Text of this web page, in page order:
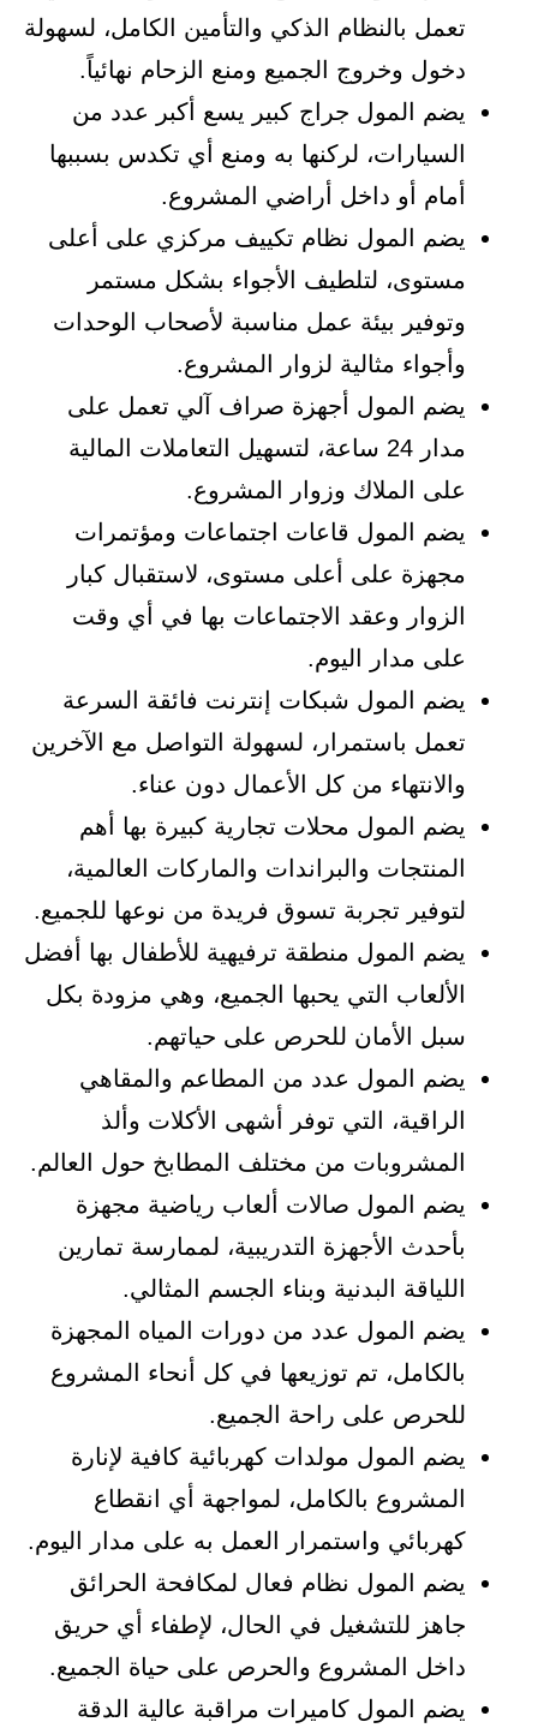
تعمل بالنظام الذكي والتأمين الكامل، لسهولة
دخول وخروج الجميع ومنع الزحام نهائياً.
يضم المول جراج كبير يسع أكبر عدد من
السيارات، لركنها به ومنع أي تكدس بسببها
أمام أو داخل أراضي المشروع.
يضم المول نظام تكييف مركزي على أعلى
مستوى، لتلطيف الأجواء بشكل مستمر
وتوفير بيئة عمل مناسبة لأصحاب الوحدات
وأجواء مثالية لزوار المشروع.
يضم المول أجهزة صراف آلي تعمل على
مدار 24 ساعة، لتسهيل التعاملات المالية
على الملاك وزوار المشروع.
يضم المول قاعات اجتماعات ومؤتمرات
مجهزة على أعلى مستوى، لاستقبال كبار
الزوار وعقد الاجتماعات بها في أي وقت
على مدار اليوم.
يضم المول شبكات إنترنت فائقة السرعة
تعمل باستمرار، لسهولة التواصل مع الآخرين
والانتهاء من كل الأعمال دون عناء.
يضم المول محلات تجارية كبيرة بها أهم
المنتجات والبراندات والماركات العالمية،
لتوفير تجربة تسوق فريدة من نوعها للجميع.
يضم المول منطقة ترفيهية للأطفال بها أفضل
الألعاب التي يحبها الجميع، وهي مزودة بكل
سبل الأمان للحرص على حياتهم.
يضم المول عدد من المطاعم والمقاهي
الراقية، التي توفر أشهى الأكلات وألذ
المشروبات من مختلف المطابخ حول العالم.
يضم المول صالات ألعاب رياضية مجهزة
بأحدث الأجهزة التدريبية، لممارسة تمارين
اللياقة البدنية وبناء الجسم المثالي.
يضم المول عدد من دورات المياه المجهزة
بالكامل، تم توزيعها في كل أنحاء المشروع
للحرص على راحة الجميع.
يضم المول مولدات كهربائية كافية لإنارة
المشروع بالكامل، لمواجهة أي انقطاع
كهربائي واستمرار العمل به على مدار اليوم.
يضم المول نظام فعال لمكافحة الحرائق
جاهز للتشغيل في الحال، لإطفاء أي حريق
داخل المشروع والحرص على حياة الجميع.
يضم المول كاميرات مراقبة عالية الدقة